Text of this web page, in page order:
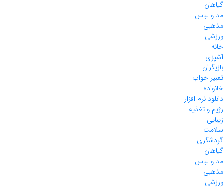
گیاهان
مد و لباس
مذهبی
ورزشی
خانه
آشپزی
بازیگران
تعبیر خواب
خانواده
دانلود نرم افزار
رژیم و تغذیه
زیبایی
سلامت
گردشگری
گیاهان
مد و لباس
مذهبی
ورزشی